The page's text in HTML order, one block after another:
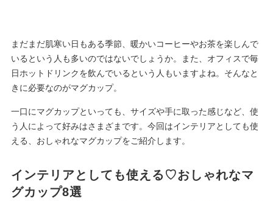
まだまだ肌寒い日もある季節、暖かいコーヒーやお茶を楽しんで
いるという人も多いのではないでしょうか。また、オフィスで毎
日ホットドリンクを飲んでいるという人もいますよね。そんなと
きに必要なのがマグカップ。
一口にマグカップといっても、サイズや手に取った感じなど、使
う人によって好みはさまざまです。今回はインテリアとしても使
える、おしゃれなマグカップをご紹介します。
インテリアとしても使える♡おしゃれなマ
グカップ8選